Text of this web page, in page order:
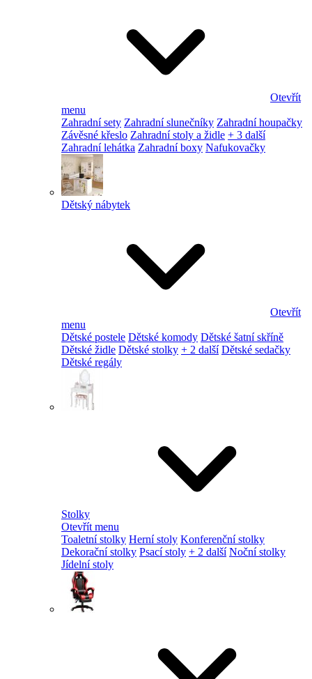
Otevřít
menu
Zahradní sety Zahradní slunečníky Zahradní houpačky
Závěsné křeslo Zahradní stoly a židle + 3 další
Zahradní lehátka Zahradní boxy Nafukovačky
Dětský nábytek
Otevřít
menu
Dětské postele Dětské komody Dětské šatní skříně
Dětské židle Dětské stolky + 2 další Dětské sedačky
Dětské regály
Stolky
Otevřít menu
Toaletní stolky Herní stoly Konferenční stolky
Dekorační stolky Psací stoly + 2 další Noční stolky
Jídelní stoly